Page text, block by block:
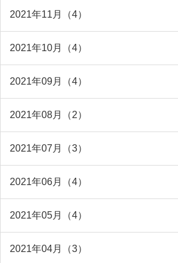
2021年11月（4）
2021年10月（4）
2021年09月（4）
2021年08月（2）
2021年07月（3）
2021年06月（4）
2021年05月（4）
2021年04月（3）